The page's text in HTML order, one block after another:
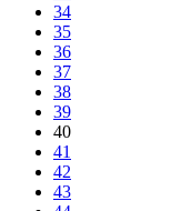
34
35
36
37
38
39
40
41
42
43